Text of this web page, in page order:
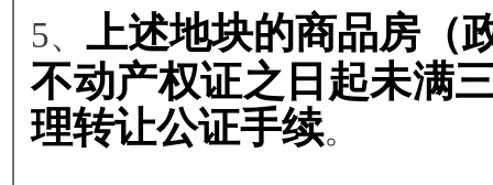
5、 上述地块的商品房（
不动产权证之日起未满
理转让公证手续。